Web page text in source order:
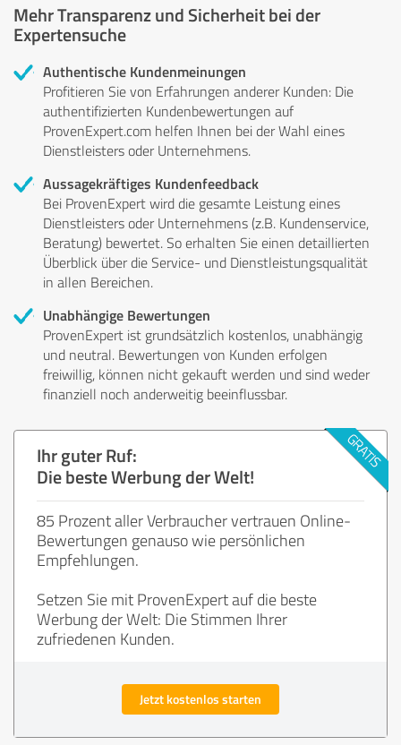
Mehr Transparenz und Sicherheit bei der
Expertensuche
Authentische Kundenmeinungen
Profitieren Sie von Erfahrungen anderer Kunden: Die
authentifizierten Kundenbewertungen auf
ProvenExpert.com helfen Ihnen bei der Wahl eines
Dienstleisters oder Unternehmens.
Aussagekräftiges Kundenfeedback
Bei ProvenExpert wird die gesamte Leistung eines
Dienstleisters oder Unternehmens (z.B. Kundenservice,
Beratung) bewertet. So erhalten Sie einen detaillierten
Überblick über die Service- und Dienstleistungsqualität
in allen Bereichen.
Unabhängige Bewertungen
ProvenExpert ist grundsätzlich kostenlos, unabhängig
und neutral. Bewertungen von Kunden erfolgen
freiwillig, können nicht gekauft werden und sind weder
finanziell noch anderweitig beeinflussbar.
Ihr guter Ruf:
Die beste Werbung der Welt!
85 Prozent aller Verbraucher vertrauen Online-
Bewertungen genauso wie persönlichen
Empfehlungen.
Setzen Sie mit ProvenExpert auf die beste
Werbung der Welt: Die Stimmen Ihrer
zufriedenen Kunden.
Jetzt kostenlos starten